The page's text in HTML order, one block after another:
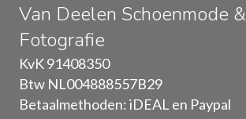
Van Deelen Schoenmode &
Fotografie
KvK 91408350
Btw NL004888557B29
Betaalmethoden: iDEAL en Paypal